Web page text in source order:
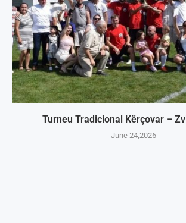
Turneu Tradicional Kërçovar –
June 24,2026